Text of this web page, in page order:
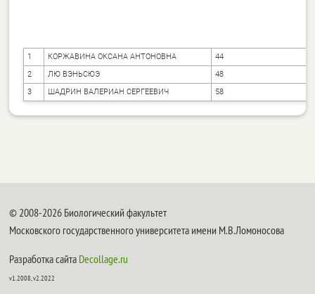
1 КОРЖАВИНА ОКСАНА АНТОНОВНА
44
2
ЛЮ ВЭНЬСЮЭ
48
3
ШАДРИН ВАЛЕРИАН СЕРГЕЕВИЧ 58
© 2008-2026 Биологический факультет
Московского государственного университета имени М.В.Ломоносова
Разработка сайта Decollage.ru
v1.2008, v2.2022